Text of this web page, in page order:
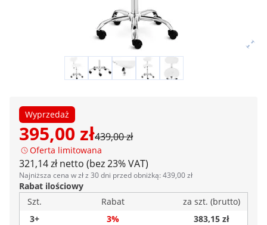
Wyprzedaż
395,00 zł439,00 zł
Oferta limitowana
321,14 zł netto (bez 23% VAT)
Najniższa cena w zł z 30 dni przed obniżką: 439,00 zł
Rabat ilościowy
Szt.
Rabat
za szt. (brutto)
3+
3%
383,15 zł